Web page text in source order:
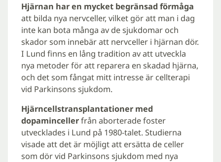
Hjärnan har en mycket begränsad förmåga
att bilda nya nervceller, vilket gör att man i dag
inte kan bota många av de sjukdomar och
skador som innebär att nervceller i hjärnan dör.
I Lund finns en lång tradition av att utveckla
nya metoder för att reparera en skadad hjärna,
och det som fångat mitt intresse är cellterapi
vid Parkinsons sjukdom.
Hjärncellstransplantationer med
dopamincellerfrån aborterade foster
utvecklades i Lund på 1980-talet. Studierna
visade att det är möjligt att ersätta de celler
som dör vid Parkinsons sjukdom med nya